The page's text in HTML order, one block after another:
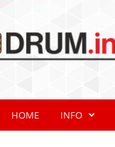
HOME INFO